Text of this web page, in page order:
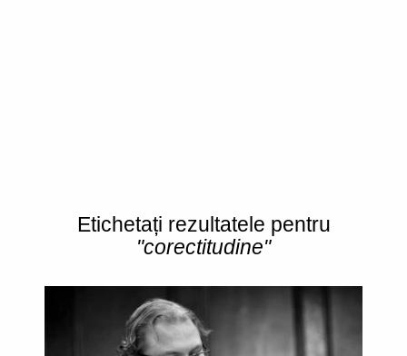
Etichetați rezultatele pentru
"corectitudine"